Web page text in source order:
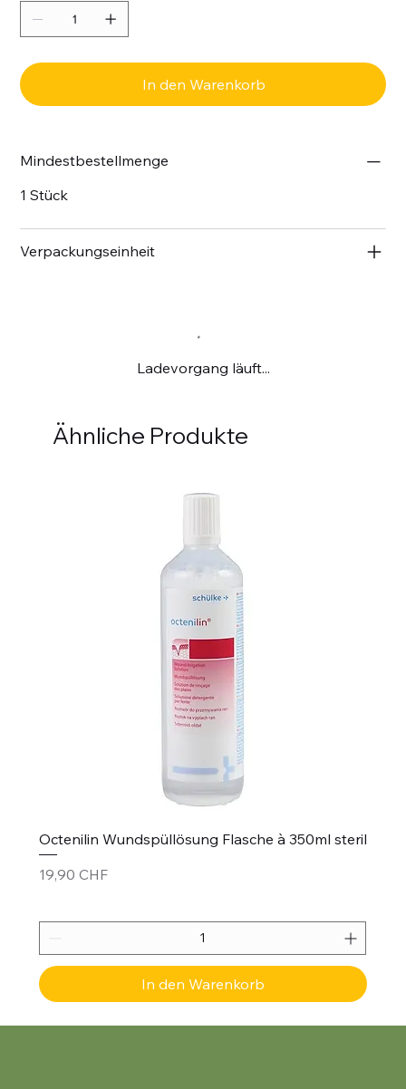
In den Warenkorb
Mindestbestellmenge
1 Stück
Verpackungseinheit
Ladevorgang läuft...
Ähnliche Produkte
Octenilin Wundspüllösung Flasche à 350ml steril
Preis
19,90 CHF
In den Warenkorb